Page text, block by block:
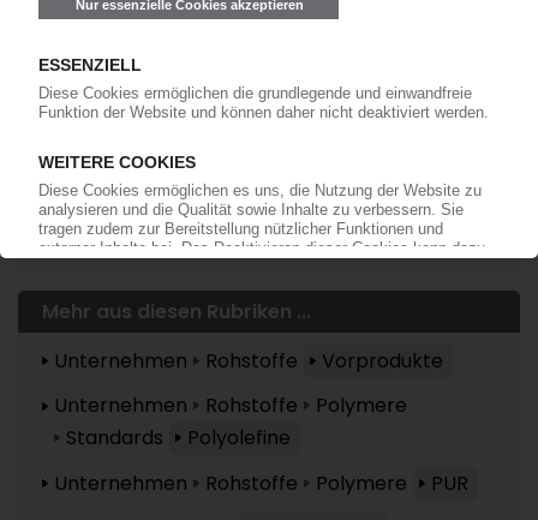
Eserman Repsol
Mehr aus diesen Rubriken ...
Unternehmen
Rohstoffe
Vorprodukte
Unternehmen
Rohstoffe
Polymere
Standards
Polyolefine
Unternehmen
Rohstoffe Polymere
PUR